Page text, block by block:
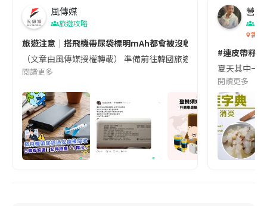
風傳媒
旅遊攻略
旅遊注意｜搭飛機帶尿袋標明mAh都會被沒收😱出發前切記檢查
（文章由風傳媒授權轉載） 準備前往韓國旅遊的民眾，近期要
閱讀更多
營養
香港
#連皮帶籽
夏天其中一
閱讀更多